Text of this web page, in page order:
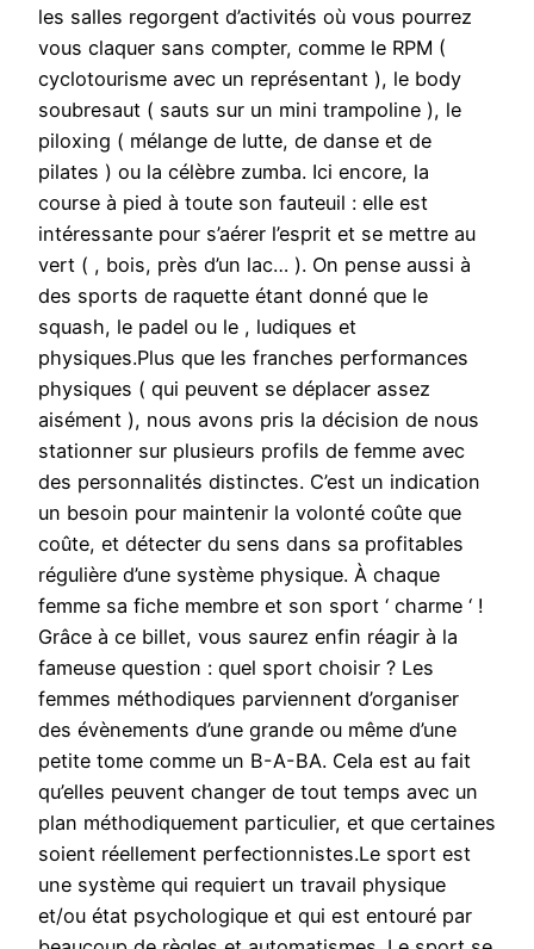
les salles regorgent d’activités où vous pourrez
vous claquer sans compter, comme le RPM (
cyclotourisme avec un représentant ), le body
soubresaut ( sauts sur un mini trampoline ), le
piloxing ( mélange de lutte, de danse et de
pilates ) ou la célèbre zumba. Ici encore, la
course à pied à toute son fauteuil : elle est
intéressante pour s’aérer l’esprit et se mettre au
vert ( , bois, près d’un lac… ). On pense aussi à
des sports de raquette étant donné que le
squash, le padel ou le , ludiques et
physiques.Plus que les franches performances
physiques ( qui peuvent se déplacer assez
aisément ), nous avons pris la décision de nous
stationner sur plusieurs profils de femme avec
des personnalités distinctes. C’est un indication
un besoin pour maintenir la volonté coûte que
coûte, et détecter du sens dans sa profitables
régulière d’une système physique. À chaque
femme sa fiche membre et son sport ‘ charme ‘ !
Grâce à ce billet, vous saurez enfin réagir à la
fameuse question : quel sport choisir ? Les
femmes méthodiques parviennent d’organiser
des évènements d’une grande ou même d’une
petite tome comme un B-A-BA. Cela est au fait
qu’elles peuvent changer de tout temps avec un
plan méthodiquement particulier, et que certaines
soient réellement perfectionnistes.Le sport est
une système qui requiert un travail physique
et/ou état psychologique et qui est entouré par